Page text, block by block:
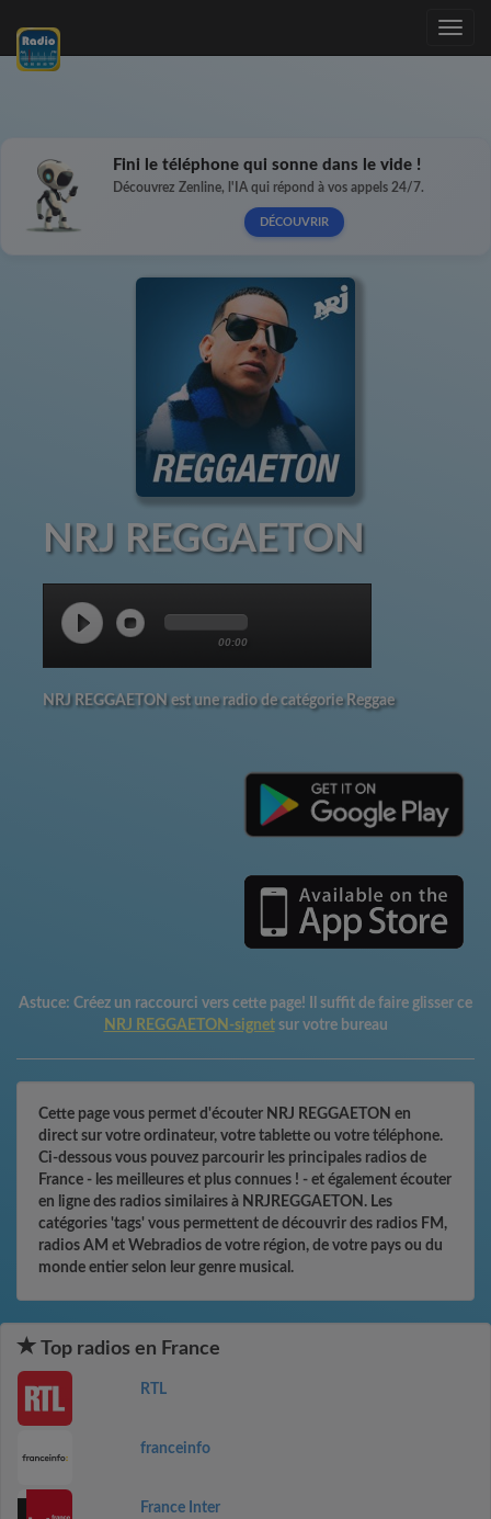
Toggle
Fini le téléphone qui sonne dans le vide !
Découvrez Zenline, l'IA qui répond à vos appels 24/7.
DÉCOUVRIR
NRJ REGGAETON
00:00
NRJ REGGAETON est une radio de catégorie Reggae
Astuce: Créez un raccourci vers cette page! Il suffit de faire glisser ce
NRJ REGGAETON-signet sur votre bureau
Cette page vous permet d'écouter NRJ REGGAETON en
direct sur votre ordinateur, votre tablette ou votre téléphone.
Ci-dessous vous pouvez parcourir les principales radios de
France - les meilleures et plus connues ! - et également écouter
en ligne des radios similaires à NRJREGGAETON. Les
catégories 'tags' vous permettent de découvrir des radios FM,
radios AM et Webradios de votre région, de votre pays ou du
monde entier selon leur genre musical.
Top radios en France
RTL
franceinfo
France Inter